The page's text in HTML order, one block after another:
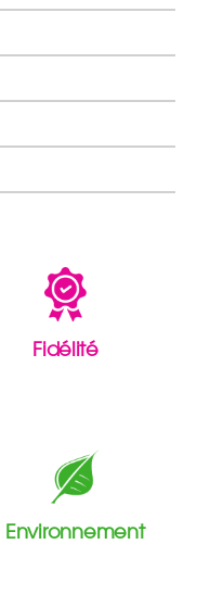
Fidélité
Environnement